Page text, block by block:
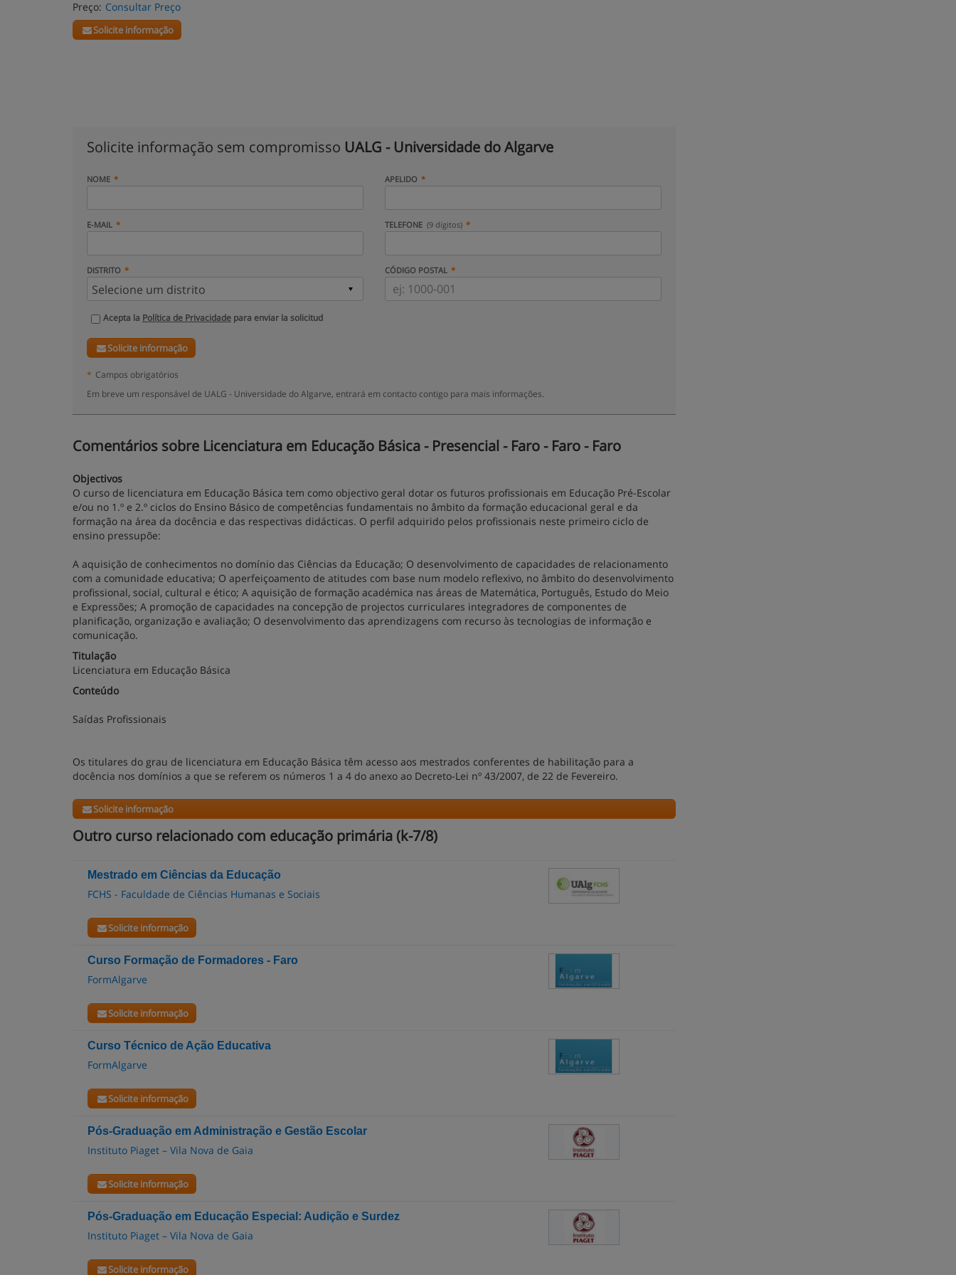
Preço: Consultar Preço
Solicite informação
Solicite informação sem compromisso UALG - Universidade do Algarve
NOME APELIDO
E-MAIL TELEFONE (9 dígitos)
DISTRITO CÓDIGO POSTAL
Acepta la Política de Privacidade para enviar la solicitud
Solicite informação
* Campos obrigatórios
Em breve um responsável de UALG - Universidade do Algarve, entrará em contacto contigo para mais informações.
Comentários sobre Licenciatura em Educação Básica - Presencial - Faro - Faro - Faro
Objectivos
O curso de licenciatura em Educação Básica tem como objectivo geral dotar os futuros profissionais em Educação Pré-Escolar
e/ou no 1.º e 2.º ciclos do Ensino Básico de competências fundamentais no âmbito da formação educacional geral e da
formação na área da docência e das respectivas didácticas. O perfil adquirido pelos profissionais neste primeiro ciclo de
ensino pressupõe:
A aquisição de conhecimentos no domínio das Ciências da Educação; O desenvolvimento de capacidades de relacionamento
com a comunidade educativa; O aperfeiçoamento de atitudes com base num modelo reflexivo, no âmbito do desenvolvimento
profissional, social, cultural e ético; A aquisição de formação académica nas áreas de Matemática, Português, Estudo do Meio
e Expressões; A promoção de capacidades na concepção de projectos curriculares integradores de componentes de
planificação, organização e avaliação; O desenvolvimento das aprendizagens com recurso às tecnologias de informação e
comunicação.
Titulação
Licenciatura em Educação Básica
Conteúdo
Saídas Profissionais
Os titulares do grau de licenciatura em Educação Básica têm acesso aos mestrados conferentes de habilitação para a
docência nos domínios a que se referem os números 1 a 4 do anexo ao Decreto-Lei nº 43/2007, de 22 de Fevereiro.
Solicite informação
Outro curso relacionado com educação primária (k-7/8)
Mestrado em Ciências da Educação
FCHS - Faculdade de Ciências Humanas e Sociais
Solicite informação
Curso Formação de Formadores - Faro
FormAlgarve
Solicite informação
Curso Técnico de Ação Educativa
FormAlgarve
Solicite informação
Pós-Graduação em Administração e Gestão Escolar
Instituto Piaget – Vila Nova de Gaia
Solicite informação
Pós-Graduação em Educação Especial: Audição e Surdez
Instituto Piaget – Vila Nova de Gaia
Solicite informação